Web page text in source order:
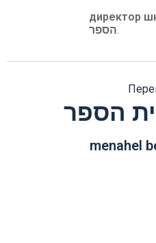
директор
הספר.
הספר
menahel